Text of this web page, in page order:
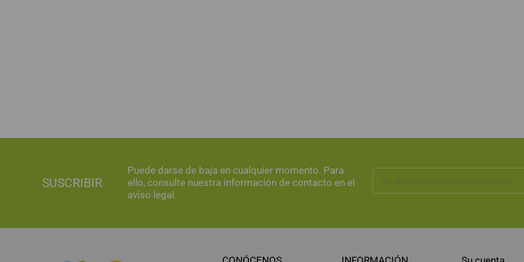
SUSCRIBIR
Puede darse de baja en cualquier momento. Para
ello, consulte nuestra información de contacto en el
aviso legal.